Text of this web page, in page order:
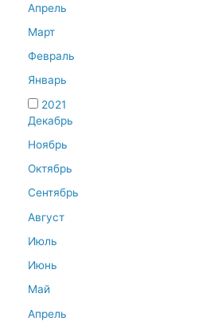
Апрель
Март
Февраль
Январь
2021
Декабрь
Ноябрь
Октябрь
Сентябрь
Август
Июль
Июнь
Май
Апрель